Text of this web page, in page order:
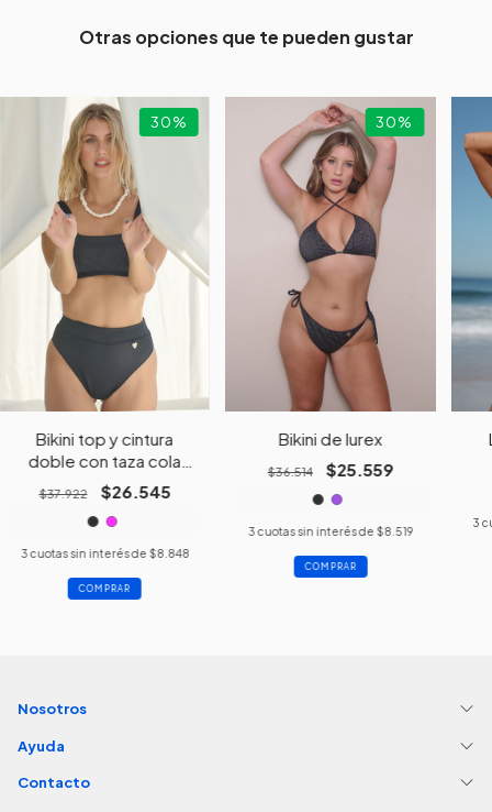
Otras opciones que te pueden gustar
30%
Bikini top y cintura
doble con taza cola
less
$37.922 $26.545
3cuotas sin interés de $8.848
COMPRAR
30%
Bikini de lurex
$36.514 $25.559
3 cuotas sin interés de $8.519
COMPRAR
3
Nosotros
Ayuda
Contacto